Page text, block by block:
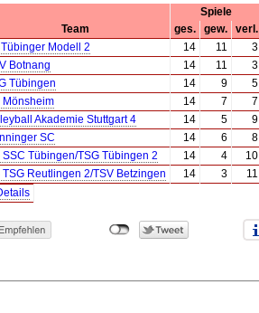
Spiele
Team ges. gew. verl.
Tübinger Modell 2 14 11 3
Botnang 14 11 3
Tübingen 14 9 5
Mönsheim 14 7 7
Akademie Stuttgart 4 14 5 9
SC 14 6 8
SSC Tübingen/TSG Tübingen 2 14 4 10
TSG Reutlingen 2/TSV Betzingen 14 3 11